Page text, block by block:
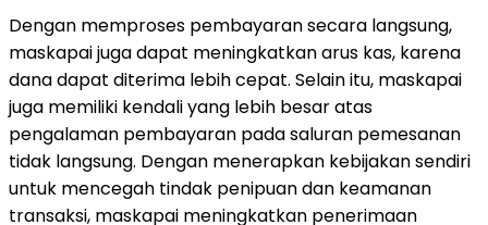
Dengan memproses pembayaran secara langsung,
maskapai juga dapat meningkatkan arus kas, karena
dana dapat diterima lebih cepat. Selain itu, maskapai
juga memiliki kendali yang lebih besar atas
pengalaman pembayaran pada saluran pemesanan
tidak langsung. Dengan menerapkan kebijakan sendiri
untuk mencegah tindak penipuan dan keamanan
transaksi, maskapai meningkatkan penerimaan